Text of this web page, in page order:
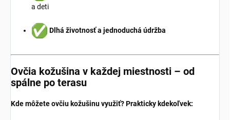
a deti
Dlhá životnosť a jednoduchá údržba
Ovčia kožušina v každej miestnosti – od
spálne po terasu
Kde môžete ovčiu kožušinu využiť? Prakticky kdekoľvek: